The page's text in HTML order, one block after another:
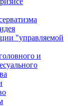
"управляемой
и